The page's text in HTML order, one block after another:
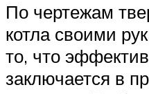
По чертежам
котла своими
то, что
заключается в